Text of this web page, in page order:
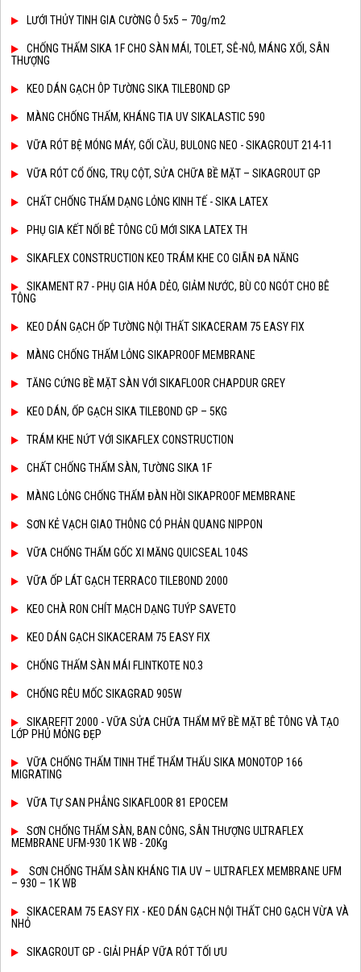
LƯỚI THỦY TINH GIA CƯỜNG Ô 5x5 – 70g/m2
CHỐNG THẤM SIKA 1F CHO SÀN MÁI, TOLET, SÊ-NÔ, MÁNG XỐI, SÂN
THƯỢNG
KEO DÁN GẠCH ÔP TƯỜNG SIKA TILEBOND GP
MÀNG CHỐNG THẤM, KHÁNG TIA UV SIKALASTIC 590
VỮA RÓT BỆ MÓNG MÁY, GỐI CẦU, BULONG NEO - SIKAGROUT 214-11
VỮA RÓT CỔ ỐNG, TRỤ CỘT, SỬA CHỮA BỀ MẶT – SIKAGROUT GP
CHẤT CHỐNG THẤM DẠNG LỎNG KINH TẾ - SIKA LATEX
PHỤ GIA KẾT NỐI BÊ TÔNG CŨ MỚI SIKA LATEX TH
SIKAFLEX CONSTRUCTION KEO TRÁM KHE CO GIÃN ĐA NĂNG
SIKAMENT R7 - PHỤ GIA HÓA DẺO, GIẢM NƯỚC, BÙ CO NGÓT CHO BÊ
TÔNG
KEO DÁN GẠCH ỐP TƯỜNG NỘI THẤT SIKACERAM 75 EASY FIX
MÀNG CHỐNG THẤM LỎNG SIKAPROOF MEMBRANE
TĂNG CỨNG BỀ MẶT SÀN VỚI SIKAFLOOR CHAPDUR GREY
KEO DÁN, ỐP GẠCH SIKA TILEBOND GP – 5KG
TRÁM KHE NỨT VỚI SIKAFLEX CONSTRUCTION
CHẤT CHỐNG THẤM SÀN, TƯỜNG SIKA 1F
MÀNG LỎNG CHỐNG THẤM ĐÀN HỒI SIKAPROOF MEMBRANE
SƠN KẺ VẠCH GIAO THÔNG CÓ PHẢN QUANG NIPPON
VỮA CHỐNG THẤM GỐC XI MĂNG QUICSEAL 104S
VỮA ỐP LÁT GẠCH TERRACO TILEBOND 2000
KEO CHÀ RON CHÍT MẠCH DẠNG TUÝP SAVETO
KEO DÁN GẠCH SIKACERAM 75 EASY FIX
CHỐNG THẤM SÀN MÁI FLINTKOTE NO.3
CHỐNG RÊU MỐC SIKAGRAD 905W
SIKAREFIT 2000 - VỮA SỬA CHỮA THẨM MỸ BỀ MẶT BÊ TÔNG VÀ TẠO
LỚP PHỦ MỎNG ĐẸP
VỮA CHỐNG THẤM TINH THỂ THẨM THẤU SIKA MONOTOP 166
MIGRATING
VỮA TỰ SAN PHẲNG SIKAFLOOR 81 EPOCEM
SƠN CHỐNG THẤM SÀN, BAN CÔNG, SÂN THƯỢNG ULTRAFLEX
MEMBRANE UFM-930 1K WB - 20Kg
SƠN CHỐNG THẤM SÀN KHÁNG TIA UV – ULTRAFLEX MEMBRANE UFM
– 930 – 1K WB
SIKACERAM 75 EASY FIX - KEO DÁN GẠCH NỘI THẤT CHO GẠCH VỪA VÀ
NHỎ
SIKAGROUT GP - GIẢI PHÁP VỮA RÓT TỐI ƯU